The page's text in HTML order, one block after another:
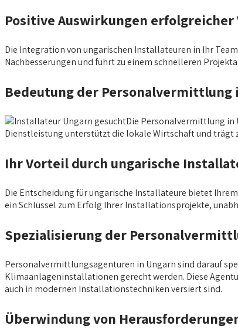
Positive Auswirkungen
Die Integration von ungarischen Installateuren in Ihr
Nachbesserungen und führt zu einem schnelleren
Bedeutung der Personalvermittlung
Die Personalvermittlung in
Dienstleistung unterstützt die lokale Wirtschaft und
Ihr Vorteil durch ungarische
Die Entscheidung für ungarische Installateure bietet
ein Schlüssel zum Erfolg Ihrer Installationsprojekte,
Spezialisierung der
Personalvermittlungsagenturen in Ungarn sind darauf
Klimaanlageninstallationen gerecht werden. Diese
auch in modernen Installationstechniken versiert sind.
Überwindung von